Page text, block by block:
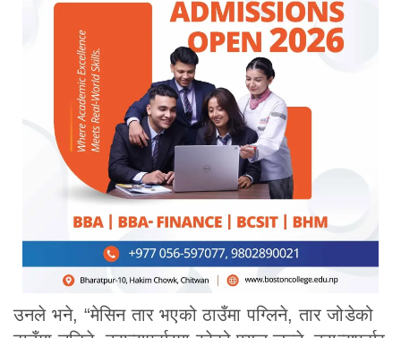
उनले भने, “मेसिन तार भएको ठाउँमा पग्लिने, तार जोडेको